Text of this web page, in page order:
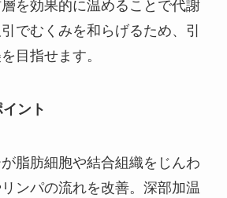
を効果的に温めることで代謝
でむくみを和らげるため、引
目指せます。
ント
脂肪細胞や結合組織をじんわ
ンパの流れを改善。深部加温